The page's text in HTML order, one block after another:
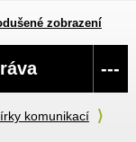
zobrazení
komunikací
---